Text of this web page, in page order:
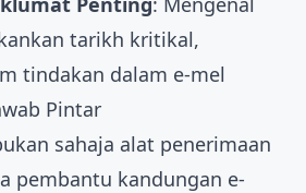
tarikh kritikal,
tindakan dalam e-mel
Pintar
sahaja alat penerimaan
pembantu kandungan e-